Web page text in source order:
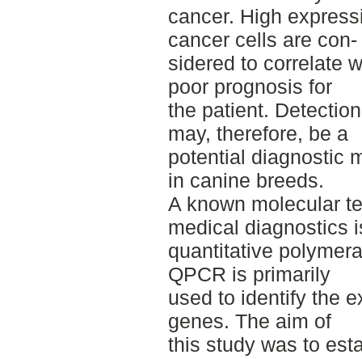
cancer. High
cancer cells are con-­
sidered to correlate
poor prognosis for
the patient.
may, therefore, be a
potential diagnostic
in canine breeds.
A known molecular
medical diagnostics
quantitative
QPCR is primarily
used to identify the
genes. The aim of
this study was to